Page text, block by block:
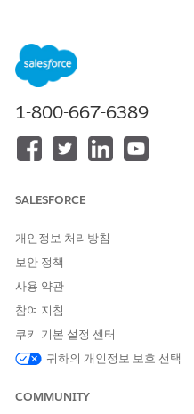
1-800-667-6389
SALESFORCE
개인정보 처리방침
보안 정책
사용 약관
참여 지침
쿠키 기본 설정 센터
귀하의 개인정보 보호 선택
COMMUNITY